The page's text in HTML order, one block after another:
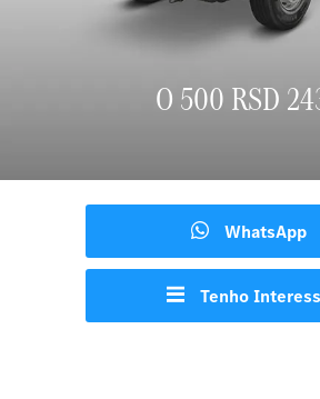
O 500 RSD
WhatsApp
Tenho